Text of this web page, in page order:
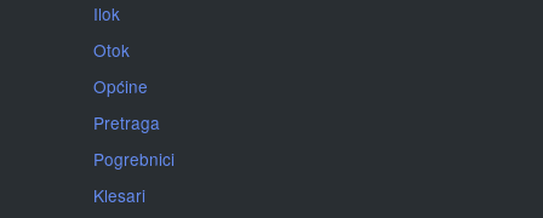
Ilok
Otok
Općine
Pretraga
Pogrebnici
Klesari